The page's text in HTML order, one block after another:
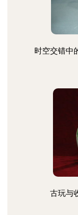
时空交错中
古玩与